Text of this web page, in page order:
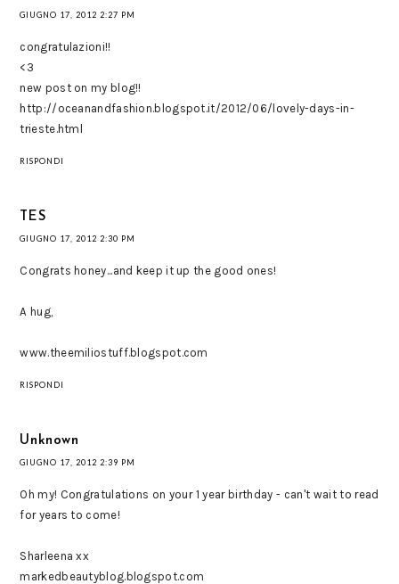
GIUGNO 17, 2012 2:27 PM
congratulazioni!!
<3
new post on my blog!!
http://oceanandfashion.blogspot.it/2012/06/lovely-days-in-
trieste.html
RISPONDI
TES
GIUGNO 17, 2012 2:30 PM
Congrats honey...and keep it up the good ones!
A hug,
www.theemiliostuff.blogspot.com
RISPONDI
Unknown
GIUGNO 17, 2012 2:39 PM
Oh my! Congratulations on your 1 year birthday - can't wait to read
for years to come!
Sharleena xx
markedbeautyblog.blogspot.com